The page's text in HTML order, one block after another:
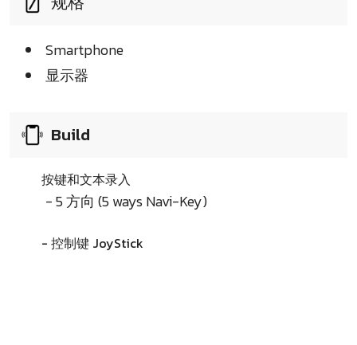
Smartphone
显示器
Build
按键和文本录入
- 5 方向 (5 ways Navi-Key)
- 控制键 JoyStick